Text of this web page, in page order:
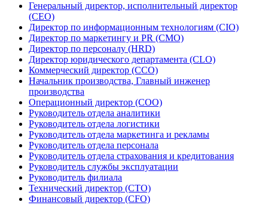
Генеральный директор, исполнительный директор
(CEO)
Директор по информационным технологиям (CIO)
Директор по маркетингу и PR (CMO)
Директор по персоналу (HRD)
Директор юридического департамента (CLO)
Коммерческий директор (CCO)
Начальник производства, Главный инженер
производства
Операционный директор (COO)
Руководитель отдела аналитики
Руководитель отдела логистики
Руководитель отдела маркетинга и рекламы
Руководитель отдела персонала
Руководитель отдела страхования и кредитования
Руководитель службы эксплуатации
Руководитель филиала
Технический директор (CTO)
Финансовый директор (CFO)